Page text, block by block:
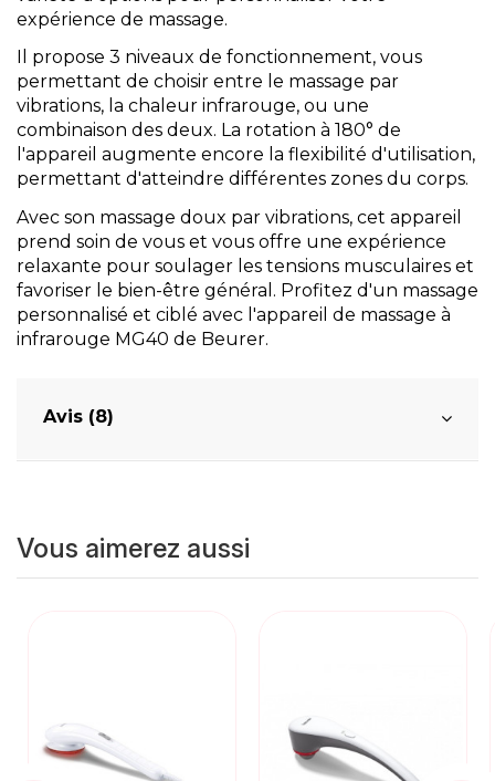
expérience de massage.
Il propose 3 niveaux de fonctionnement, vous
permettant de choisir entre le massage par
vibrations, la chaleur infrarouge, ou une
combinaison des deux. La rotation à 180° de
l'appareil augmente encore la flexibilité d'utilisation,
permettant d'atteindre différentes zones du corps.
Avec son massage doux par vibrations, cet appareil
prend soin de vous et vous offre une expérience
relaxante pour soulager les tensions musculaires et
favoriser le bien-être général. Profitez d'un massage
personnalisé et ciblé avec l'appareil de massage à
infrarouge MG40 de Beurer.
Avis (8)
Vous aimerez aussi